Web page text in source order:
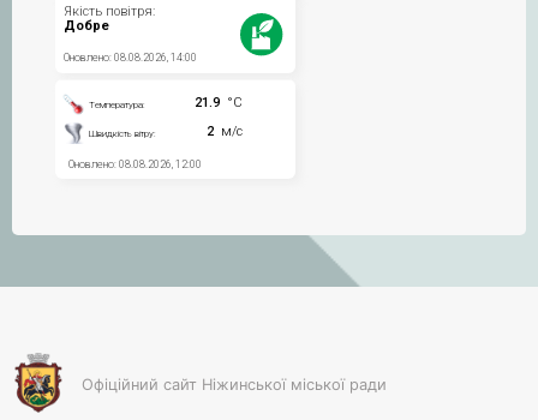
Офіційний сайт Ніжинської міської ради